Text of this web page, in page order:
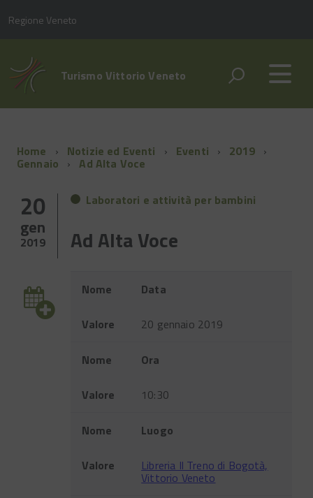
Regione Veneto
Turismo Vittorio Veneto
Home Notizie ed Eventi Eventi 2019
Gennaio Ad Alta Voce
20
gen
2019
Laboratori e attività per bambini
Ad Alta Voce
Evento
Nome Data
Valore 20 gennaio 2019
Nome Ora
Valore 10:30
Nome Luogo
Valore Libreria Il Treno di Bogotà,
Vittorio Veneto